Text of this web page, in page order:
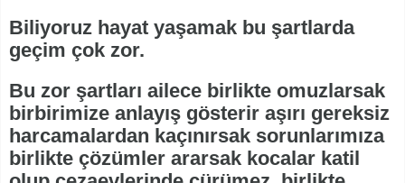
Biliyoruz hayat yaşamak bu şartlarda
geçim çok zor.
Bu zor şartları ailece birlikte omuzlarsak
birbirimize anlayış gösterir aşırı gereksiz
harcamalardan kaçınırsak sorunlarımıza
birlikte çözümler ararsak kocalar katil